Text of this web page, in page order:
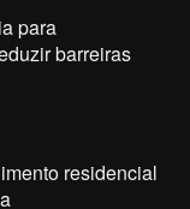
para
barreiras
residencial